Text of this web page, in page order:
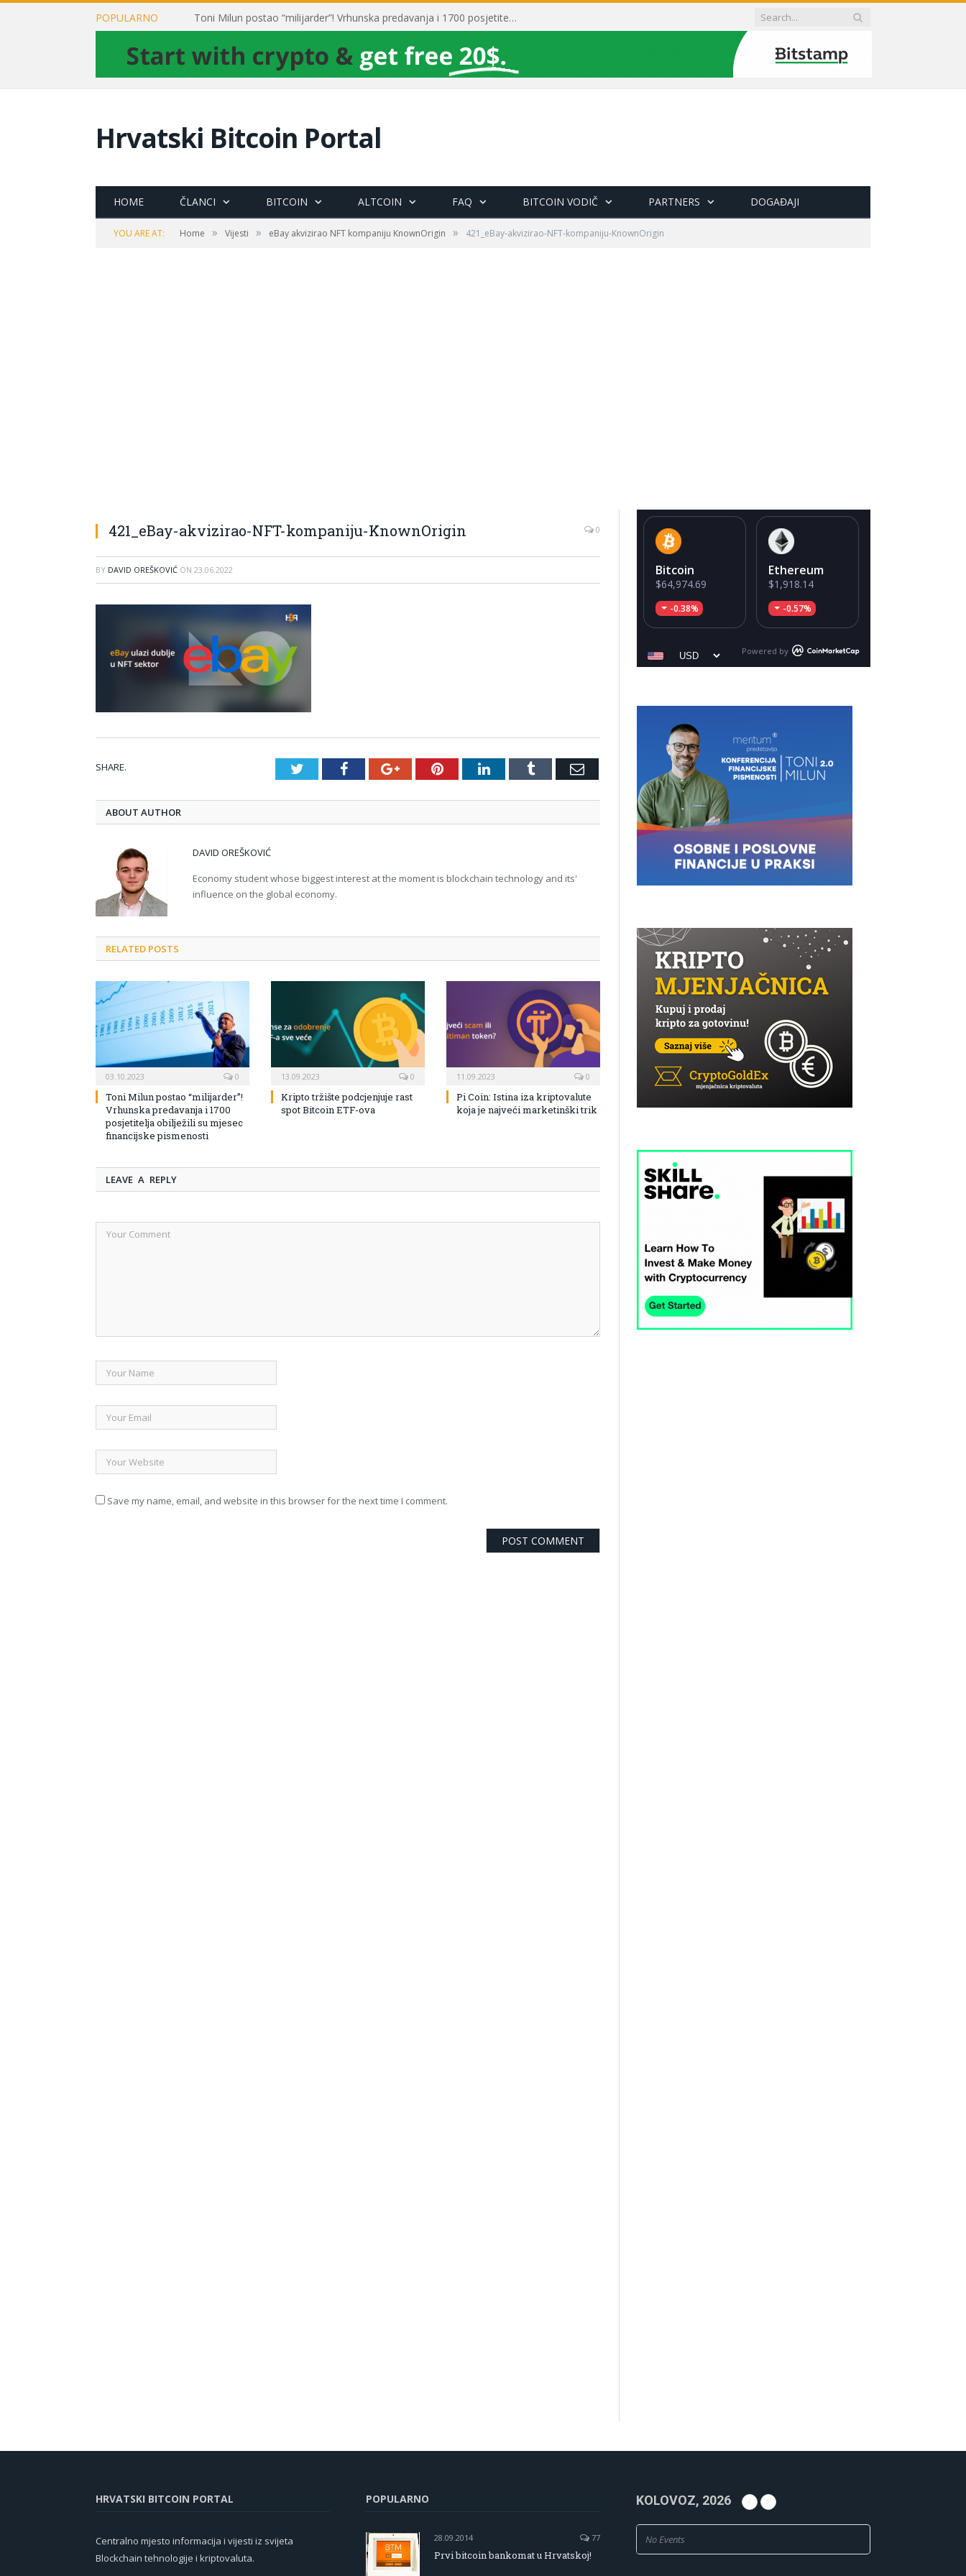
POPULARNO Toni Milun postao “milijarder”! Vrhunska predavanja i 1700 posjetitelja obilježili su mjesec financijske pismenosti
Hrvatski Bitcoin Portal
HOME ČLANCI BITCOIN ALTCOIN FAQ BITCOIN VODIČ PARTNERS DOGAĐAJI
YOU ARE AT: Home » Vijesti » eBay akvizirao NFT kompaniju KnownOrigin » 421_eBay-akvizirao-NFT-kompaniju-KnownOrigin
421_eBay-akvizirao-NFT-kompaniju-KnownOrigin 0
BY DAVID OREŠKOVIĆ ON 23.06.2022
SHARE. TwitterFacebookGoogle+PinterestLinkedInTumblr Email
ABOUT AUTHOR
DAVID OREŠKOVIĆ
Economy student whose biggest interest at the moment is blockchain technology and its'
influence on the global economy.
RELATED POSTS
03.10.2023 0
Toni Milun postao “milijarder”!
Vrhunska predavanja i 1700
posjetitelja obilježili su mjesec
financijske pismenosti
13.09.2023 0
Kripto tržište podcjenjuje rast
spot Bitcoin ETF-ova
11.09.2023 0
Pi Coin: Istina iza kriptovalute
koja je najveći marketinški trik
LEAVE A REPLY
Save my name, email, and website in this browser for the next time I comment.
Bitcoin
$64,974.69
-0.38%
Ethereum
$1,918.14
-0.57%
Powered by
HRVATSKI BITCOIN PORTAL
Centralno mjesto informacija i vijesti iz svijeta
Blockchain tehnologije i kriptovaluta.
POPULARNO
28.09.2014 77
Prvi bitcoin bankomat u Hrvatskoj!
KOLOVOZ, 2026
No Events